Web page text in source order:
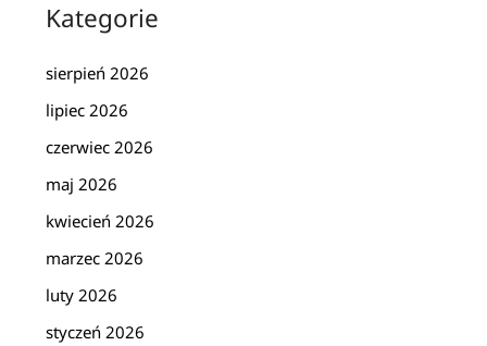
Kategorie
sierpień 2026
lipiec 2026
czerwiec 2026
maj 2026
kwiecień 2026
marzec 2026
luty 2026
styczeń 2026